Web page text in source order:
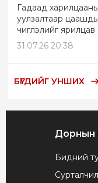
Гадаад
уулзалтаар
чиглэлийг ярилцав
31.07.26 20:38
БҮГДИЙГ УНШИХ
Дорнын
Бидний